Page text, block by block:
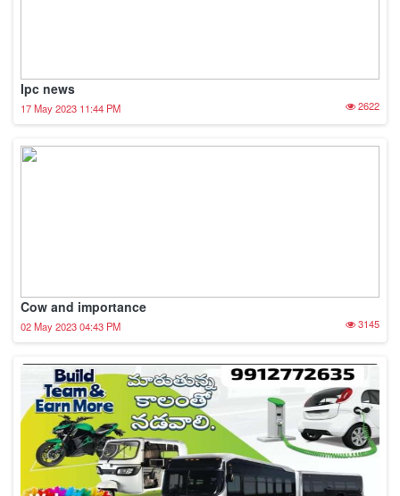
Ipc news
17 May 2023 11:44 PM 2622
Cow and importance
02 May 2023 04:43 PM 3145